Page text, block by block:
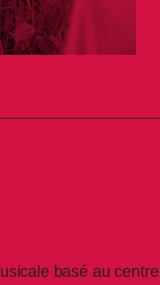
basé au centre